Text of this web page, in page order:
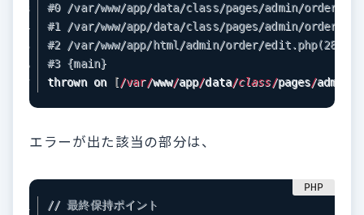
#0 /var/www/app/data/class/pages/admin/order/
#1 /var/www/app/data/class/pages/admin/order/
#2 /var/www/app/html/admin/order/edit.php(28):
#3 {main}
thrown on
[/var/www/app/data/class/pages/admin
エラーが出た該当の部分は、
// 最終保持ポイント